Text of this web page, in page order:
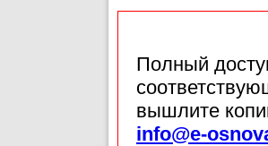
Полный
вышлите
info@e-